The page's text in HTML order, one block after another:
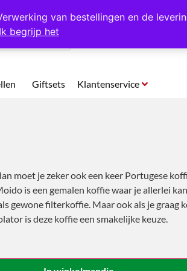
van bestellingen en de
begrijp het
halen in Hansweert
Giftsets Klantenservice
moet je zeker ook een keer Portugese
is een gemalen koffie waar je allerlei
gewone filterkoffie. Maar ook als je graag
is deze koffie een smakelijke keuze.